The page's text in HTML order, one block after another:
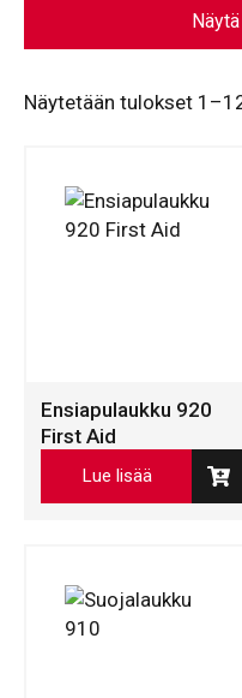
Näytetään tulokset
Ensiapulaukku 920
First Aid
Lue lisää